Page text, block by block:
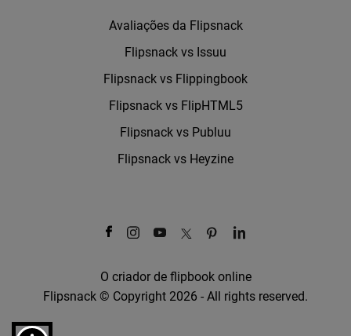
Avaliações da Flipsnack
Flipsnack vs Issuu
Flipsnack vs Flippingbook
Flipsnack vs FlipHTML5
Flipsnack vs Publuu
Flipsnack vs Heyzine
O criador de flipbook online
Flipsnack © Copyright 2026 - All rights reserved.